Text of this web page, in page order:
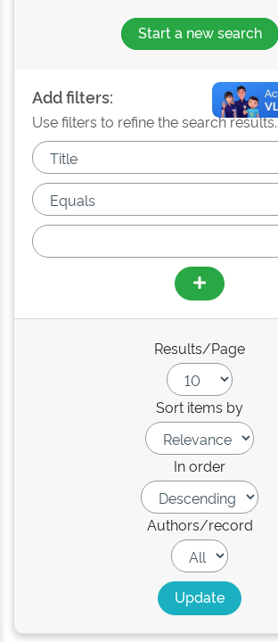
Start a new search
Add filters:
Use filters to refine the search results.
Results/Page
Sort items by
In order
Authors/record